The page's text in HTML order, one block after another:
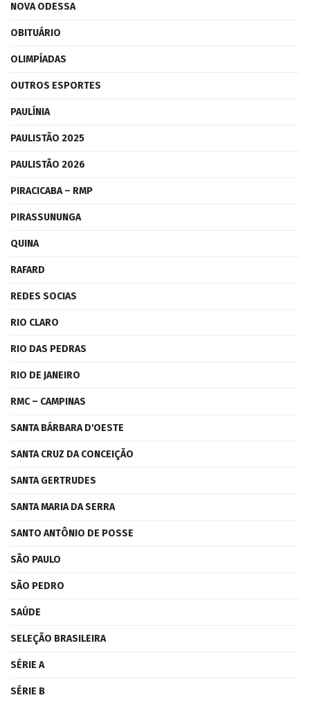
NOVA ODESSA
OBITUÁRIO
OLIMPÍADAS
OUTROS ESPORTES
PAULÍNIA
PAULISTÃO 2025
PAULISTÃO 2026
PIRACICABA – RMP
PIRASSUNUNGA
QUINA
RAFARD
REDES SOCIAS
RIO CLARO
RIO DAS PEDRAS
RIO DE JANEIRO
RMC – CAMPINAS
SANTA BÁRBARA D'OESTE
SANTA CRUZ DA CONCEIÇÃO
SANTA GERTRUDES
SANTA MARIA DA SERRA
SANTO ANTÔNIO DE POSSE
SÃO PAULO
SÃO PEDRO
SAÚDE
SELEÇÃO BRASILEIRA
SÉRIE A
SÉRIE B